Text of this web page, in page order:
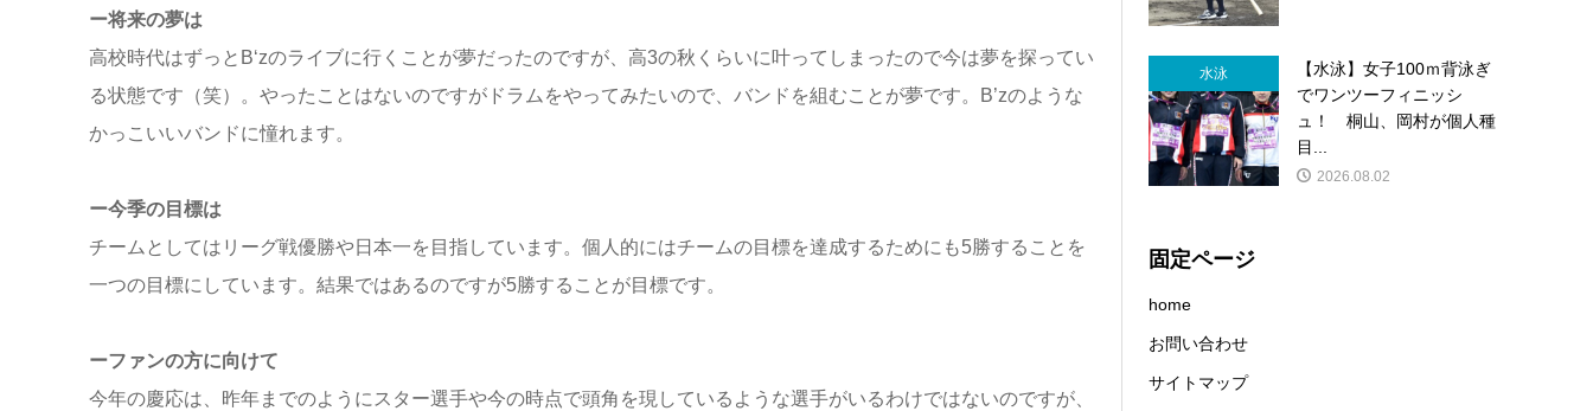
ー将来の夢は
高校時代はずっとB‘zのライブに行くことが夢だったのですが、高3の秋くらいに叶ってしまったので今は夢を探ってい
る状態です（笑）。やったことはないのですがドラムをやってみたいので、バンドを組むことが夢です。B’zのような
かっこいいバンドに憧れます。
ー今季の目標は
チームとしてはリーグ戦優勝や日本一を目指しています。個人的にはチームの目標を達成するためにも5勝することを
一つの目標にしています。結果ではあるのですが5勝することが目標です。
ーファンの方に向けて
今年の慶応は、昨年までのようにスター選手や今の時点で頭角を現しているような選手がいるわけではないのですが、
水泳
【水泳】女子100ｍ背泳ぎ
でワンツーフィニッシ
ュ！ 桐山、岡村が個人種
目...
2026.08.02
固定ページ
home
お問い合わせ
サイトマップ